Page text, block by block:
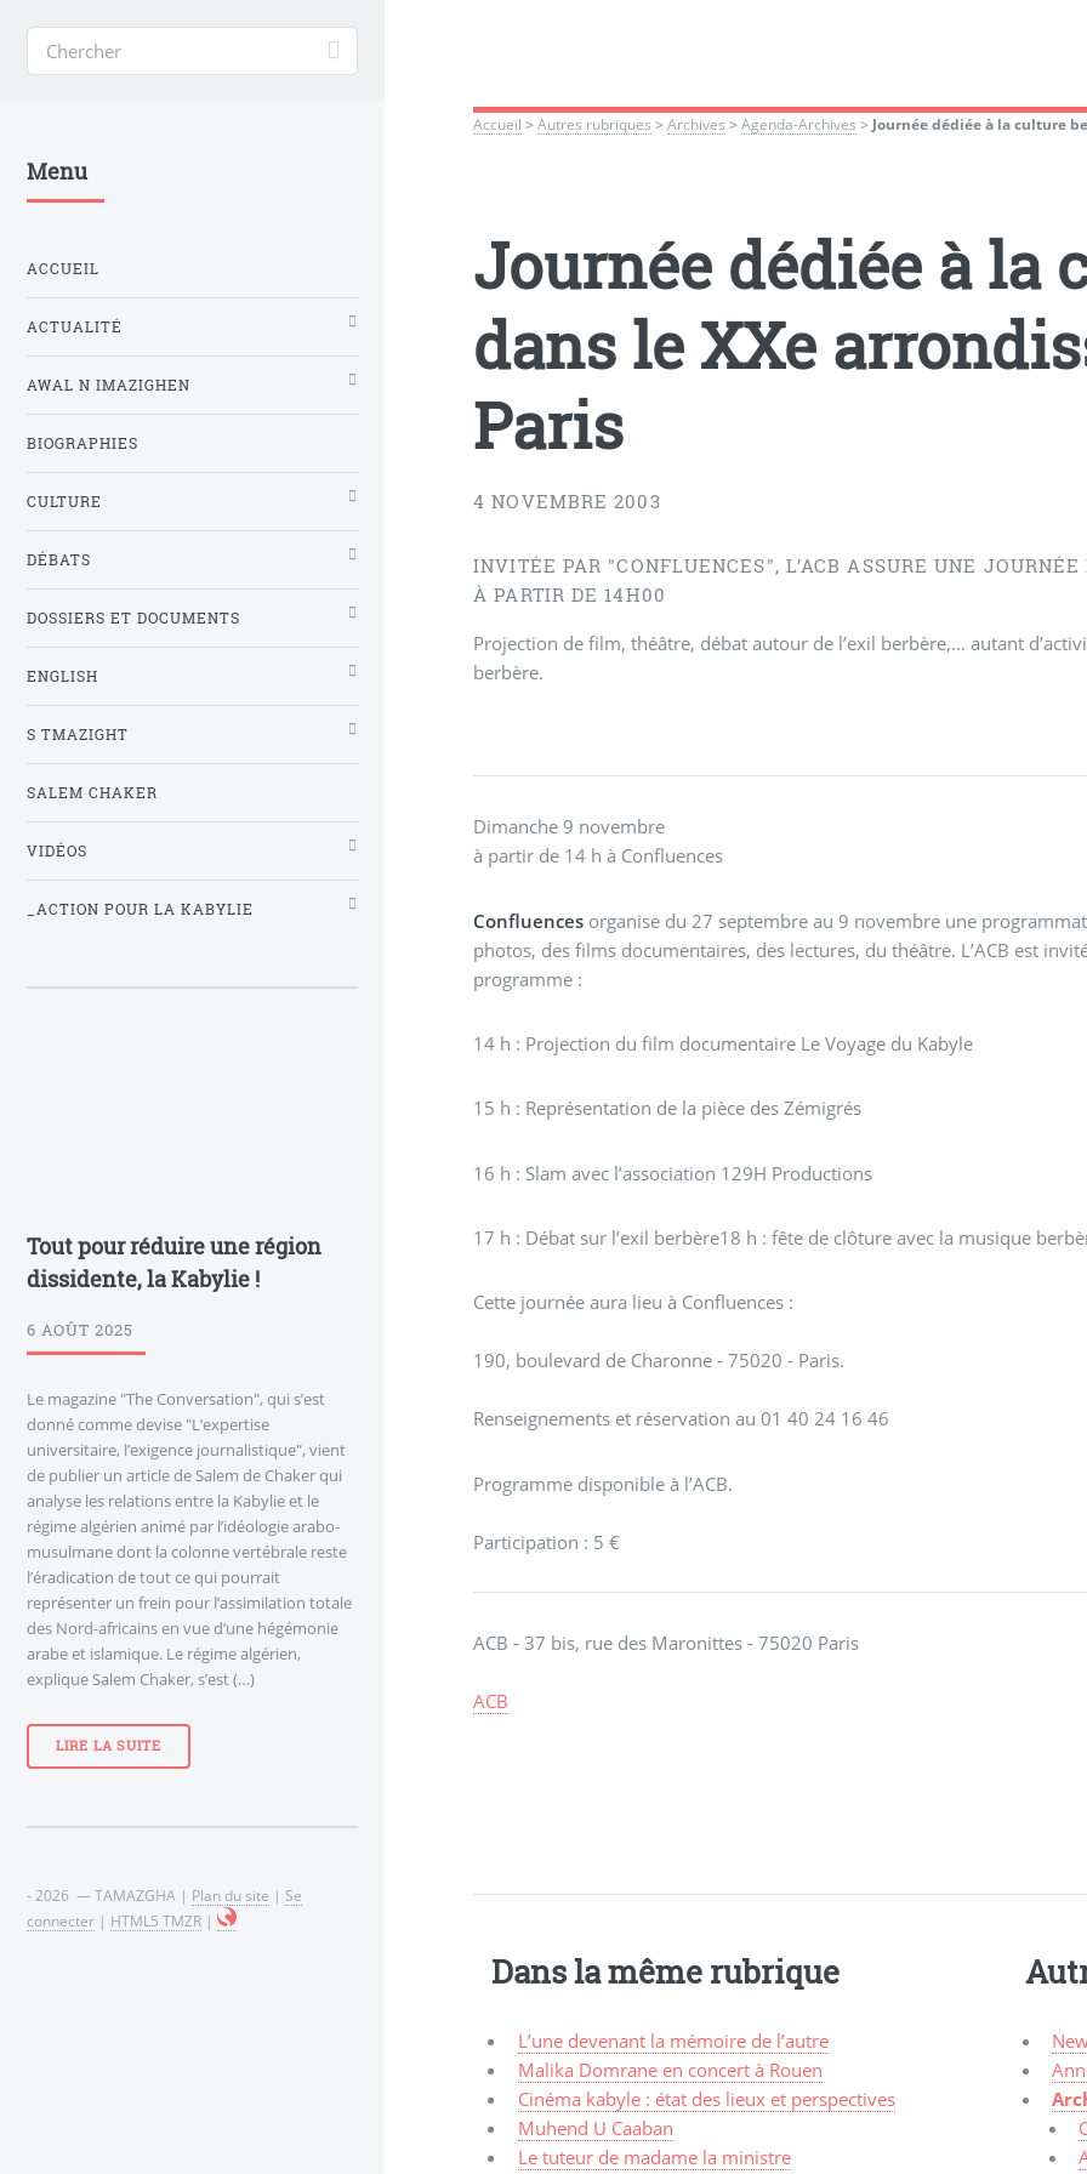
Accueil >Autres rubriques >Archives >Agenda-Archives > Journée dédiée à la culture
Journée dédiée à la
dans le XXe
Paris
4 NOVEMBRE 2003
INVITÉE PAR "CONFLUENCES", L’ACB ASSURE UNE
À PARTIR DE 14H00
Projection de film, théâtre, débat autour de l’exil berbère,... autant
berbère.
Dimanche 9 novembre
à partir de 14 h à Confluences
Confluences organise du 27 septembre au 9 novembre une
photos, des films documentaires, des lectures, du théâtre. L’ACB est
programme :
14 h : Projection du film documentaire Le Voyage du Kabyle
15 h : Représentation de la pièce des Zémigrés
16 h : Slam avec l’association 129H Productions
17 h : Débat sur l’exil berbère18 h : fête de clôture avec la musique
Cette journée aura lieu à Confluences :
190, boulevard de Charonne - 75020 - Paris.
Renseignements et réservation au 01 40 24 16 46
Programme disponible à l’ACB.
Participation : 5 €
ACB - 37 bis, rue des Maronittes - 75020 Paris
ACB
Dans la même rubrique
L’une devenant la mémoire de l’autre
Malika Domrane en concert à Rouen
Cinéma kabyle : état des lieux et perspectives
Muhend U Caaban
Le tuteur de madame la ministre
Menu
ACCUEIL
ACTUALITÉ
AWAL N IMAZIGHEN
BIOGRAPHIES
CULTURE
DÉBATS
DOSSIERS ET DOCUMENTS
ENGLISH
S TMAZIGHT
SALEM CHAKER
VIDÉOS
_ACTION POUR LA KABYLIE
Tout pour réduire une région
dissidente, la Kabylie !
6 AOÛT 2025
Le magazine "The Conversation", qui s’est
donné comme devise "L’expertise
universitaire, l’exigence journalistique", vient
de publier un article de Salem de Chaker qui
analyse les relations entre la Kabylie et le
régime algérien animé par l’idéologie arabo-
musulmane dont la colonne vertébrale reste
l’éradication de tout ce qui pourrait
représenter un frein pour l’assimilation totale
des Nord-africains en vue d’une hégémonie
arabe et islamique. Le régime algérien,
explique Salem Chaker, s’est (…)
LIRE LA SUITE
- 2026 — TAMAZGHA | Plan du site | Se
connecter | HTML5 TMZR |